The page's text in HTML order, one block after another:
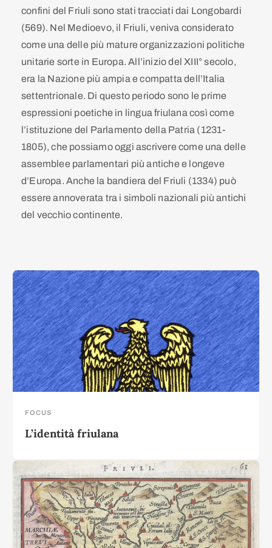
confini del Friuli sono stati tracciati dai Longobardi
(569). Nel Medioevo, il Friuli, veniva considerato
come una delle più mature organizzazioni politiche
unitarie sorte in Europa. All’inizio del XIII° secolo,
era la Nazione più ampia e compatta dell’Italia
settentrionale. Di questo periodo sono le prime
espressioni poetiche in lingua friulana così come
l’istituzione del Parlamento della Patria (1231-
1805), che possiamo oggi ascrivere come una delle
assemblee parlamentari più antiche e longeve
d’Europa. Anche la bandiera del Friuli (1334) può
essere annoverata tra i simboli nazionali più antichi
del vecchio continente.
FOCUS
L’identità friulana